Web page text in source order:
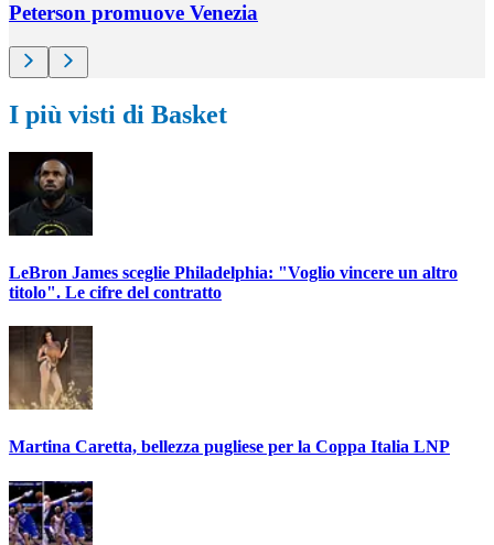
Peterson promuove Venezia
I più visti di Basket
LeBron James sceglie Philadelphia: "Voglio vincere un altro
titolo". Le cifre del contratto
Martina Caretta, bellezza pugliese per la Coppa Italia LNP